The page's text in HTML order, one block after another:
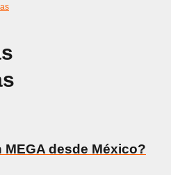
desde México?